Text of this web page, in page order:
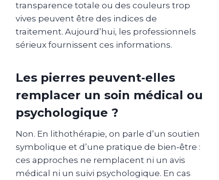
transparence totale ou des couleurs trop
vives peuvent être des indices de
traitement. Aujourd’hui, les professionnels
sérieux fournissent ces informations.
Les pierres peuvent‑elles
remplacer un soin médical ou
psychologique ?
Non. En lithothérapie, on parle d’un soutien
symbolique et d’une pratique de bien‑être :
ces approches ne remplacent ni un avis
médical ni un suivi psychologique. En cas